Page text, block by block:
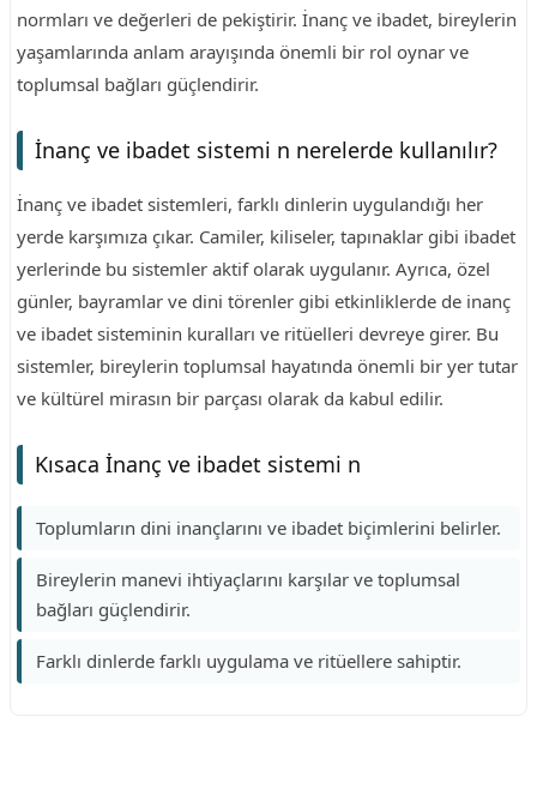
normları ve değerleri de pekiştirir. İnanç ve ibadet, bireylerin
yaşamlarında anlam arayışında önemli bir rol oynar ve
toplumsal bağları güçlendirir.
İnanç ve ibadet sistemi n nerelerde kullanılır?
İnanç ve ibadet sistemleri, farklı dinlerin uygulandığı her
yerde karşımıza çıkar. Camiler, kiliseler, tapınaklar gibi ibadet
yerlerinde bu sistemler aktif olarak uygulanır. Ayrıca, özel
günler, bayramlar ve dini törenler gibi etkinliklerde de inanç
ve ibadet sisteminin kuralları ve ritüelleri devreye girer. Bu
sistemler, bireylerin toplumsal hayatında önemli bir yer tutar
ve kültürel mirasın bir parçası olarak da kabul edilir.
Kısaca İnanç ve ibadet sistemi n
Toplumların dini inançlarını ve ibadet biçimlerini belirler.
Bireylerin manevi ihtiyaçlarını karşılar ve toplumsal
bağları güçlendirir.
Farklı dinlerde farklı uygulama ve ritüellere sahiptir.